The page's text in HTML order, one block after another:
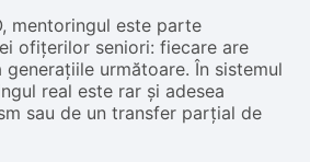
mentoringul este parte
ofițerilor seniori: fiecare are
următoare. În sistemul
real este rar și adesea
sau de un transfer parțial de